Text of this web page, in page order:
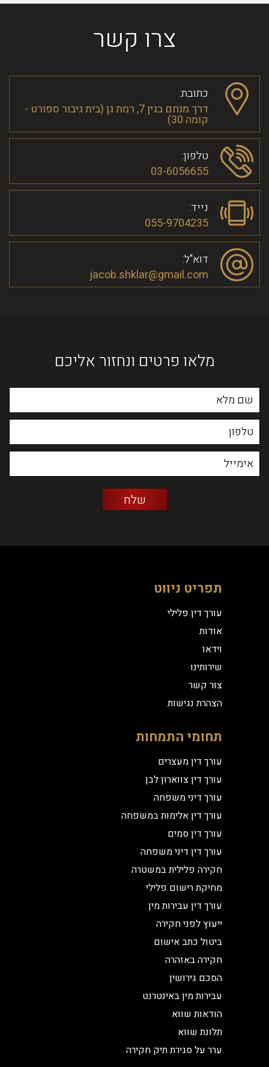
צרו קשר
כתובת:
דרך מנחם בגין 7, רמת גן (בית גיבור ספורט -
קומה 30)
טלפון:
03-6056655
נייד:
055-9704235
דוא"ל:
jacob.shklar@gmail.com
מלאו פרטים ונחזור אליכם
תפריט ניווט
עורך דין פלילי
אודות
וידאו
שירותינו
צור קשר
הצהרת נגישות
תחומי התמחות
עורך דין מעצרים
עורך דין צווארון לבן
עורך דיני משפחה
עורך דין אלימות במשפחה
עורך דין סמים
עורך דין דיני משפחה
חקירה פלילית במשטרה
מחיקת רישום פלילי
עורך דין עבירות מין
ייעוץ לפני חקירה
ביטול כתב אישום
חקירה באזהרה
הסכם גירושין
עבירות מין באינטרנט
הודאות שווא
תלונת שווא
ערר על סגירת תיק חקירה